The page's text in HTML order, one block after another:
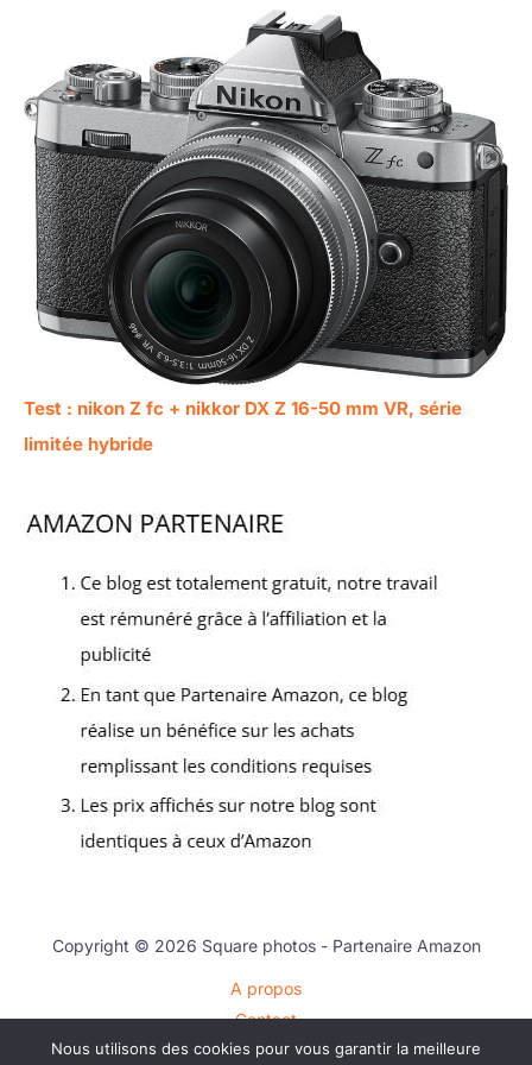
l'appareil photo. 3)
Connectez les
appareils via
l'application. > Vous
pouvez ensuite
transférer
directement des
photos et des vidéos
et contrôler l'appareil
photo à distance via
votre smartphone.
CONTENU DE LA
LIVRAISON : boîtier
ZV-E10, objectif
SEL1650 II avec
capuchon et pare-
soleil, batterie NP-
USB-C.
Test : nikon Z fc + nikkor DX Z 16-50 mm VR, série
limitée hybride
Copyright © 2026 Square photos - Partenaire Amazon
A propos
Contact
Plan du site
Nous utilisons des cookies pour vous garantir la meilleure